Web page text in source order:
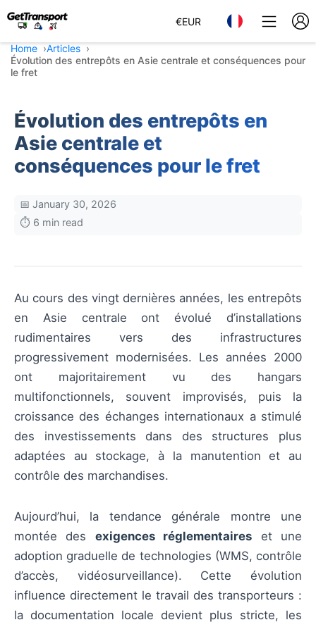
€EUR
Home
Articles
Évolution des entrepôts en Asie centrale et conséquences pour
le fret
Évolution des entrepôts en
Asie centrale et
conséquences pour le fret
📅 January 30, 2026
⏱️ 6 min read
Au cours des vingt dernières années, les entrepôts
en Asie centrale ont évolué d’installations
rudimentaires vers des infrastructures
progressivement modernisées. Les années 2000
ont majoritairement vu des hangars
multifonctionnels, souvent improvisés, puis la
croissance des échanges internationaux a stimulé
des investissements dans des structures plus
adaptées au stockage, à la manutention et au
contrôle des marchandises.
Aujourd’hui, la tendance générale montre une
montée des exigences réglementaires et une
adoption graduelle de technologies (WMS, contrôle
d’accès, vidéosurveillance). Cette évolution
influence directement le travail des transporteurs :
la documentation locale devient plus stricte, les